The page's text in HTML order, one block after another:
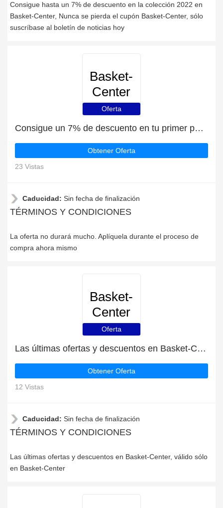
Consigue hasta un 7% de descuento en la colección 2022 en
Basket-Center, Nunca se pierda el cupón Basket-Center, sólo
suscríbase al boletín de noticias hoy
Basket-
Center
Oferta
Consigue un 7% de descuento en tu primer pedido en Basket-Center
Obtener Oferta
23 Vistas
Caducidad: Sin fecha de finalización
TÉRMINOS Y CONDICIONES
La oferta no durará mucho. Aplíquela durante el proceso de
compra ahora mismo
Basket-
Center
Oferta
Las últimas ofertas y descuentos en Basket-Center
Obtener Oferta
12 Vistas
Caducidad: Sin fecha de finalización
TÉRMINOS Y CONDICIONES
Las últimas ofertas y descuentos en Basket-Center, válido sólo
en Basket-Center